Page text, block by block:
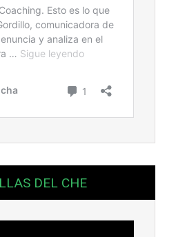
DEL CHE